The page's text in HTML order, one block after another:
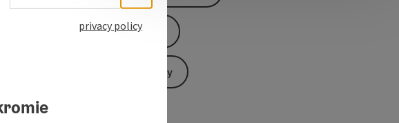
Create PDF
Send inquiry
privacy policy